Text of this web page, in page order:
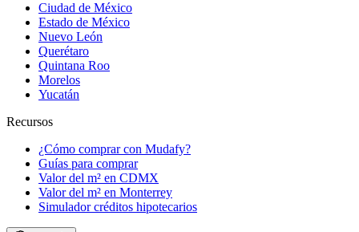
Ciudad de México
Estado de México
Nuevo León
Querétaro
Quintana Roo
Morelos
Yucatán
Recursos
¿Cómo comprar con Mudafy?
Guías para comprar
Valor del m² en CDMX
Valor del m² en Monterrey
Simulador créditos hipotecarios